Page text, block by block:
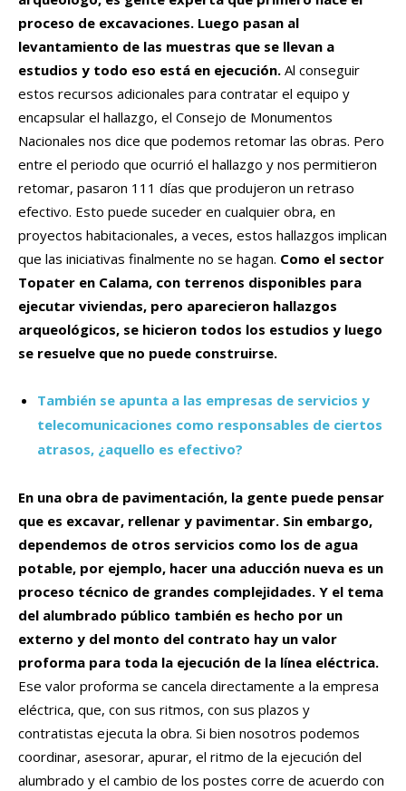
proceso de excavaciones. Luego pasan al
levantamiento de las muestras que se llevan a
estudios y todo eso está en ejecución. Al conseguir
estos recursos adicionales para contratar el equipo y
encapsular el hallazgo, el Consejo de Monumentos
Nacionales nos dice que podemos retomar las obras. Pero
entre el periodo que ocurrió el hallazgo y nos permitieron
retomar, pasaron 111 días que produjeron un retraso
efectivo. Esto puede suceder en cualquier obra, en
proyectos habitacionales, a veces, estos hallazgos implican
que las iniciativas finalmente no se hagan. Como el sector
Topater en Calama, con terrenos disponibles para
ejecutar viviendas, pero aparecieron hallazgos
arqueológicos, se hicieron todos los estudios y luego
se resuelve que no puede construirse.
También se apunta a las empresas de servicios y
telecomunicaciones como responsables de ciertos
atrasos, ¿aquello es efectivo?
En una obra de pavimentación, la gente puede pensar
que es excavar, rellenar y pavimentar. Sin embargo,
dependemos de otros servicios como los de agua
potable, por ejemplo, hacer una aducción nueva es un
proceso técnico de grandes complejidades. Y el tema
del alumbrado público también es hecho por un
externo y del monto del contrato hay un valor
proforma para toda la ejecución de la línea eléctrica.
Ese valor proforma se cancela directamente a la empresa
eléctrica, que, con sus ritmos, con sus plazos y
contratistas ejecuta la obra. Si bien nosotros podemos
coordinar, asesorar, apurar, el ritmo de la ejecución del
alumbrado y el cambio de los postes corre de acuerdo con